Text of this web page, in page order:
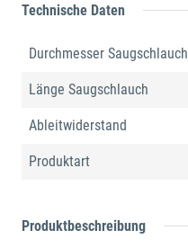
Technische Daten
Durchmesser Saugschlauch
Länge Saugschlauch
Ableitwiderstand
Produktart
Produktbeschreibung